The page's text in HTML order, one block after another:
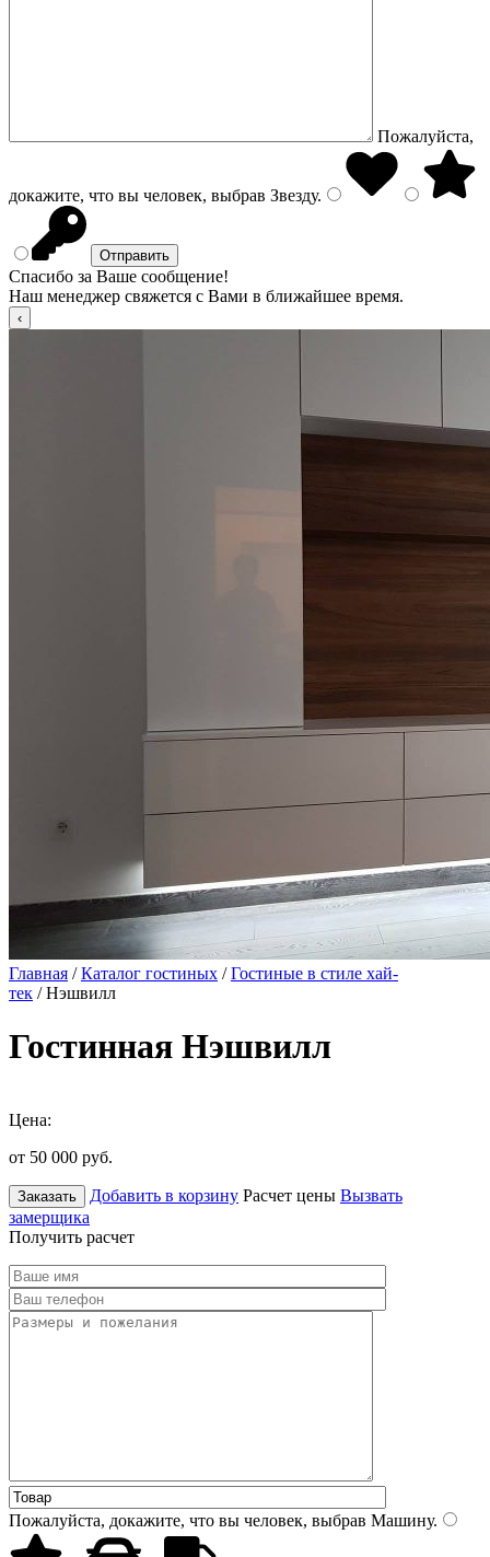
Пожалуйста,
докажите, что вы человек, выбрав Звезду.
Спасибо за Ваше сообщение!
Наш менеджер свяжется с Вами в ближайшее время.
Главная /Каталог гостиных /Гостиные в стиле хай-
тек / Нэшвилл
Гостинная Нэшвилл
Цена:
от 50 000 руб.
Заказать Добавить в корзину Расчет цены Вызвать
замерщика
Получить расчет
Пожалуйста, докажите, что вы человек, выбрав Машину.